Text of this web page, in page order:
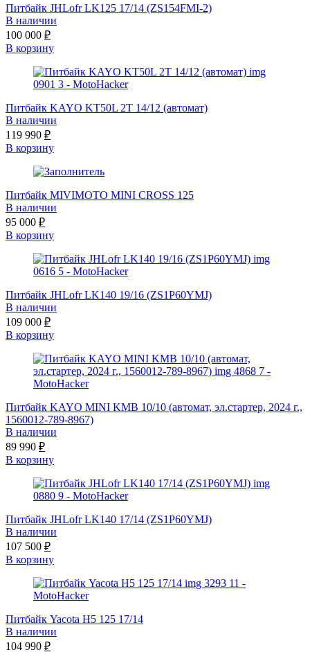
Питбайк JHLofr LK125 17/14 (ZS154FMI-2)
В наличии
100 000 ₽
В корзину
Питбайк KAYO KT50L 2T 14/12 (автомат)
В наличии
119 990 ₽
В корзину
Питбайк MIVIMOTO MINI СROSS 125
В наличии
95 000 ₽
В корзину
Питбайк JHLofr LK140 19/16 (ZS1P60YMJ)
В наличии
109 000 ₽
В корзину
Питбайк KAYO MINI KMB 10/10 (автомат, эл.стартер, 2024 г.,
1560012-789-8967)
В наличии
89 990 ₽
В корзину
Питбайк JHLofr LK140 17/14 (ZS1P60YMJ)
В наличии
107 500 ₽
В корзину
Питбайк Yacota H5 125 17/14
В наличии
104 990 ₽